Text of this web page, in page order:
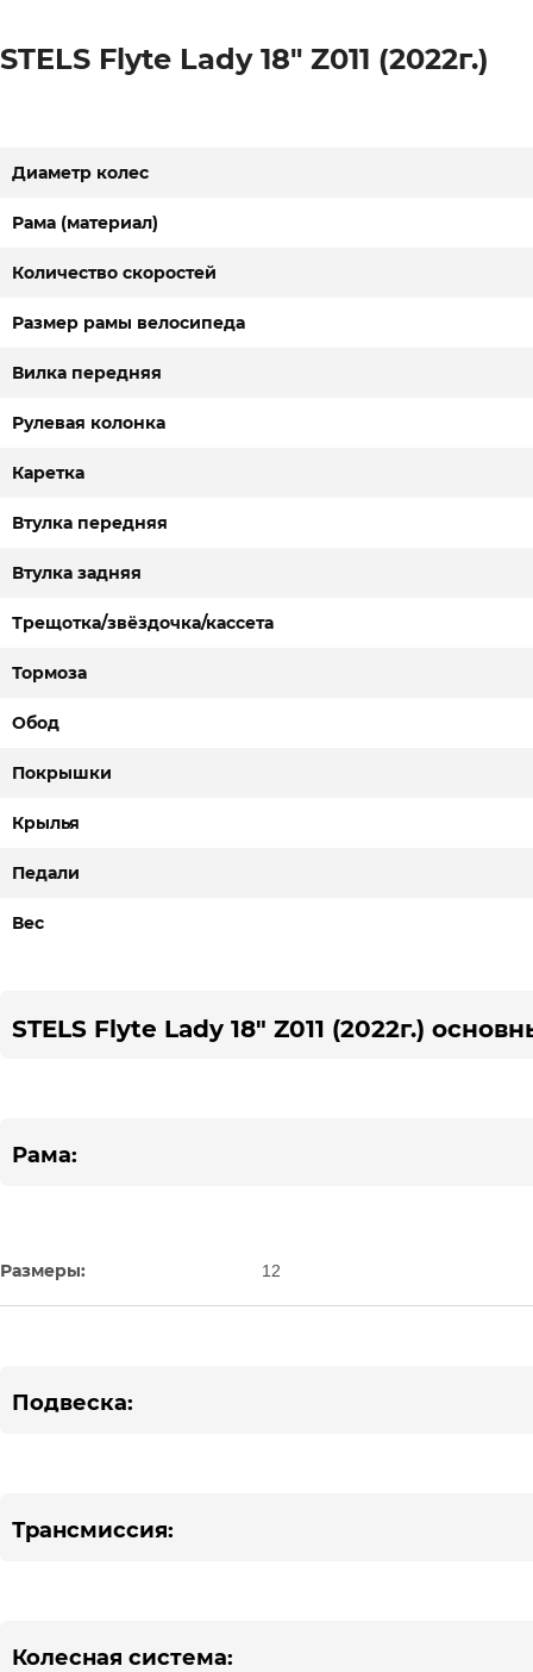
STELS Flyte Lady 18" Z011 (2022г.)
Диаметр колес
Рама (материал)
Количество скоростей
Размер рамы велосипеда
Вилка передняя
Рулевая колонка
Каретка
Втулка передняя
Втулка задняя
Трещотка/звёздочка/кассета
Тормоза
Обод
Покрышки
Крылья
Педали
Вес
STELS Flyte Lady 18" Z011 (2022г.)
Рама:
Размеры: 12
Подвеска:
Трансмиссия:
Колесная система: